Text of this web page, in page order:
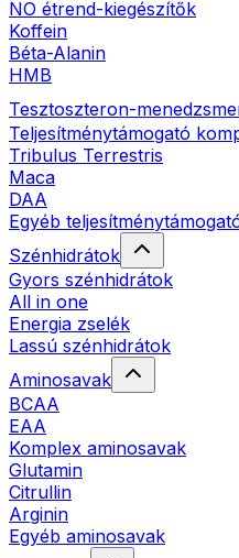
NO étrend-kiegészítők
Koffein
Béta-Alanin
HMB
Tesztoszteron-
Teljesítménytámogató
Tribulus Terrestris
Maca
DAA
Egyéb
Szénhidrátok
Gyors szénhidrátok
All in one
Energia zselék
Lassú szénhidrátok
Aminosavak
BCAA
EAA
Komplex aminosavak
Glutamin
Citrullin
Arginin
Egyéb aminosavak